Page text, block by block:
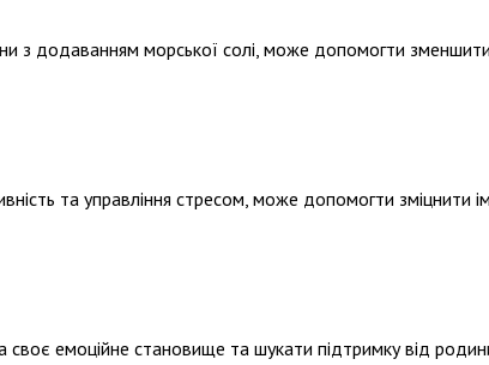
з додаванням морської солі, може допомогти зменшити
та управління стресом, може допомогти зміцнити
емоційне становище та шукати підтримку від